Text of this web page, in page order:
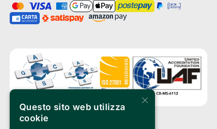
×
Questo sito web utilizza
cookie